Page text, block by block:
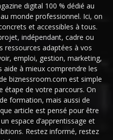
digital 100 % dédié au
monde professionnel. Ici, on
et accessibles à tous.
indépendant, cadre ou
ressources adaptées à vos
emploi, gestion, marketing,
aide à mieux comprendre les
biznessroom.com est simple
étape de votre parcours. On
formation, mais aussi de
article est pensé pour être
espace d’apprentissage et
Restez informé, restez